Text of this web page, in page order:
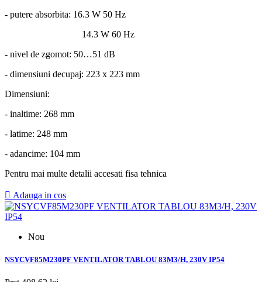
- putere absorbita: 16.3 W 50 Hz
14.3 W 60 Hz
- nivel de zgomot: 50…51 dB
- dimensiuni decupaj: 223 x 223 mm
Dimensiuni:
- inaltime: 268 mm
- latime: 248 mm
- adancime: 104 mm
Pentru mai multe detalii accesati fisa tehnica
 Adauga in cos
Nou
NSYCVF85M230PF VENTILATOR TABLOU 83M3/H, 230V IP54